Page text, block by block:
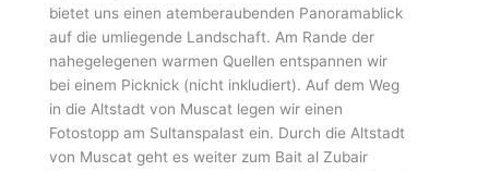
bietet uns einen atemberaubenden Panoramablick
auf die umliegende Landschaft. Am Rande der
nahegelegenen warmen Quellen entspannen wir
bei einem Picknick (nicht inkludiert). Auf dem Weg
in die Altstadt von Muscat legen wir einen
Fotostopp am Sultanspalast ein. Durch die Altstadt
von Muscat geht es weiter zum Bait al Zubair